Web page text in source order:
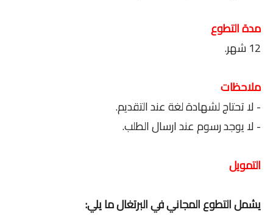
مدة التطوع
12 شهر.
ملاحظات
- لا تحتاج لشهادة لغة عند التقديم.
- لا يوجد رسوم عند ارسال الطلب.
التمويل
يشمل التطوع المجاني في البرتغال ما يلي: